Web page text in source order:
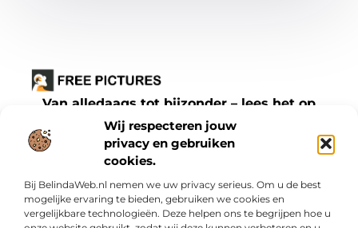
Wij respecteren jouw
privacy en gebruiken
cookies.
Bij BelindaWeb.nl nemen we uw privacy serieus. Om u de best
mogelijke ervaring te bieden, gebruiken we cookies en
vergelijkbare technologieën. Deze helpen ons te begrijpen hoe u
Van alledaags tot bijzonder – lees het op
freepictures.nl.
Ontdek inspirerende blogs en artikelen over
alles wat het dagelijks leven te bieden heeft.
Bericht categorie